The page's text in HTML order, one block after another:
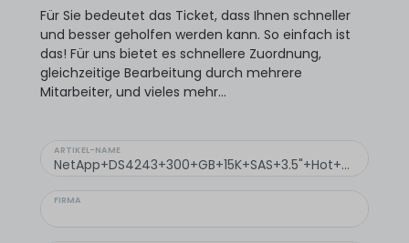
Für Sie bedeutet das Ticket, dass Ihnen schneller
und besser geholfen werden kann. So einfach ist
das! Für uns bietet es schnellere Zuordnung,
gleichzeitige Bearbeitung durch mehrere
Mitarbeiter, und vieles mehr...
ARTIKEL-NAME
FIRMA